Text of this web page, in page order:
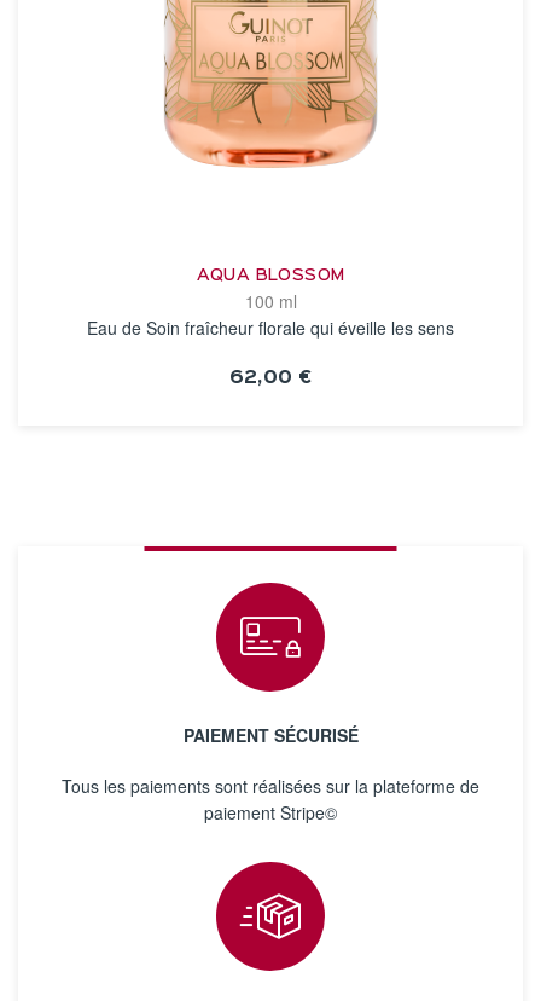
AQUA BLOSSOM
100 ml
Eau de Soin fraîcheur florale qui éveille les sens
62,00 €
PAIEMENT SÉCURISÉ
Tous les paiements sont réalisées sur la plateforme de
paiement Stripe©